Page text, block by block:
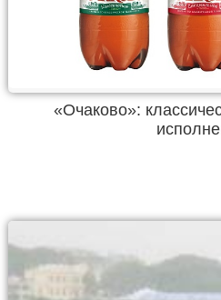
«Очаково»: